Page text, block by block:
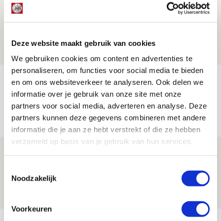
Deze website maakt gebruik van cookies
We gebruiken cookies om content en advertenties te
personaliseren, om functies voor social media te bieden
en om ons websiteverkeer te analyseren. Ook delen we
informatie over je gebruik van onze site met onze
partners voor social media, adverteren en analyse. Deze
partners kunnen deze gegevens combineren met andere
informatie die je aan ze hebt verstrekt of die ze hebben
verzameld op basis van je gebruik van hun services.
Noodzakelijk
Voorkeuren
Míchel niet blij met resultaat en spel
na rust: ‘De focus nam af’
Is dit de laatste wallpaper van Godts in
de Johan Cruijff Arena?
07 AUGUSTUS 2026 - 00:36
NIEUWS
Trotse Klaassen: ‘Vierhonderd duels
06 AUGUSTUS 2026 - 23:43